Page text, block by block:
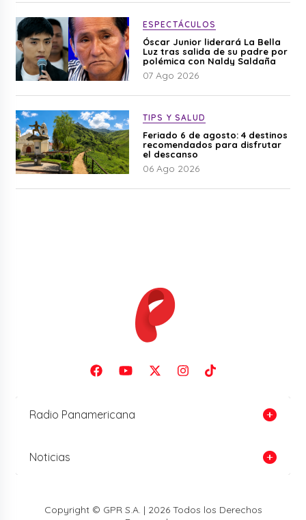
ESPECTÁCULOS
Óscar Junior liderará La Bella
Luz tras salida de su padre por
polémica con Naldy Saldaña
07 Ago 2026
TIPS Y SALUD
Feriado 6 de agosto: 4 destinos
recomendados para disfrutar
el descanso
06 Ago 2026
Radio Panamericana
Noticias
Copyright © GPR S.A. | 2026 Todos los Derechos